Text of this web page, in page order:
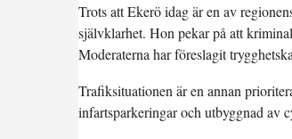
Trots att Ekerö idag är en av
självklarhet. Hon pekar på att
Moderaterna har föreslagit
Trafiksituationen är en annan
infartsparkeringar och utbyggnad av